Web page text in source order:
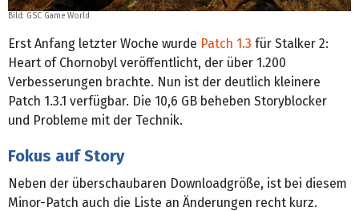
Bild: GSC Game World
Erst Anfang letzter Woche wurde Patch 1.3 für Stalker 2:
Heart of Chornobyl veröffentlicht, der über 1.200
Verbesserungen brachte. Nun ist der deutlich kleinere
Patch 1.3.1 verfügbar. Die 10,6 GB beheben Storyblocker
und Probleme mit der Technik.
Fokus auf Story
Neben der überschaubaren Downloadgröße, ist bei diesem
Minor-Patch auch die Liste an Änderungen recht kurz.